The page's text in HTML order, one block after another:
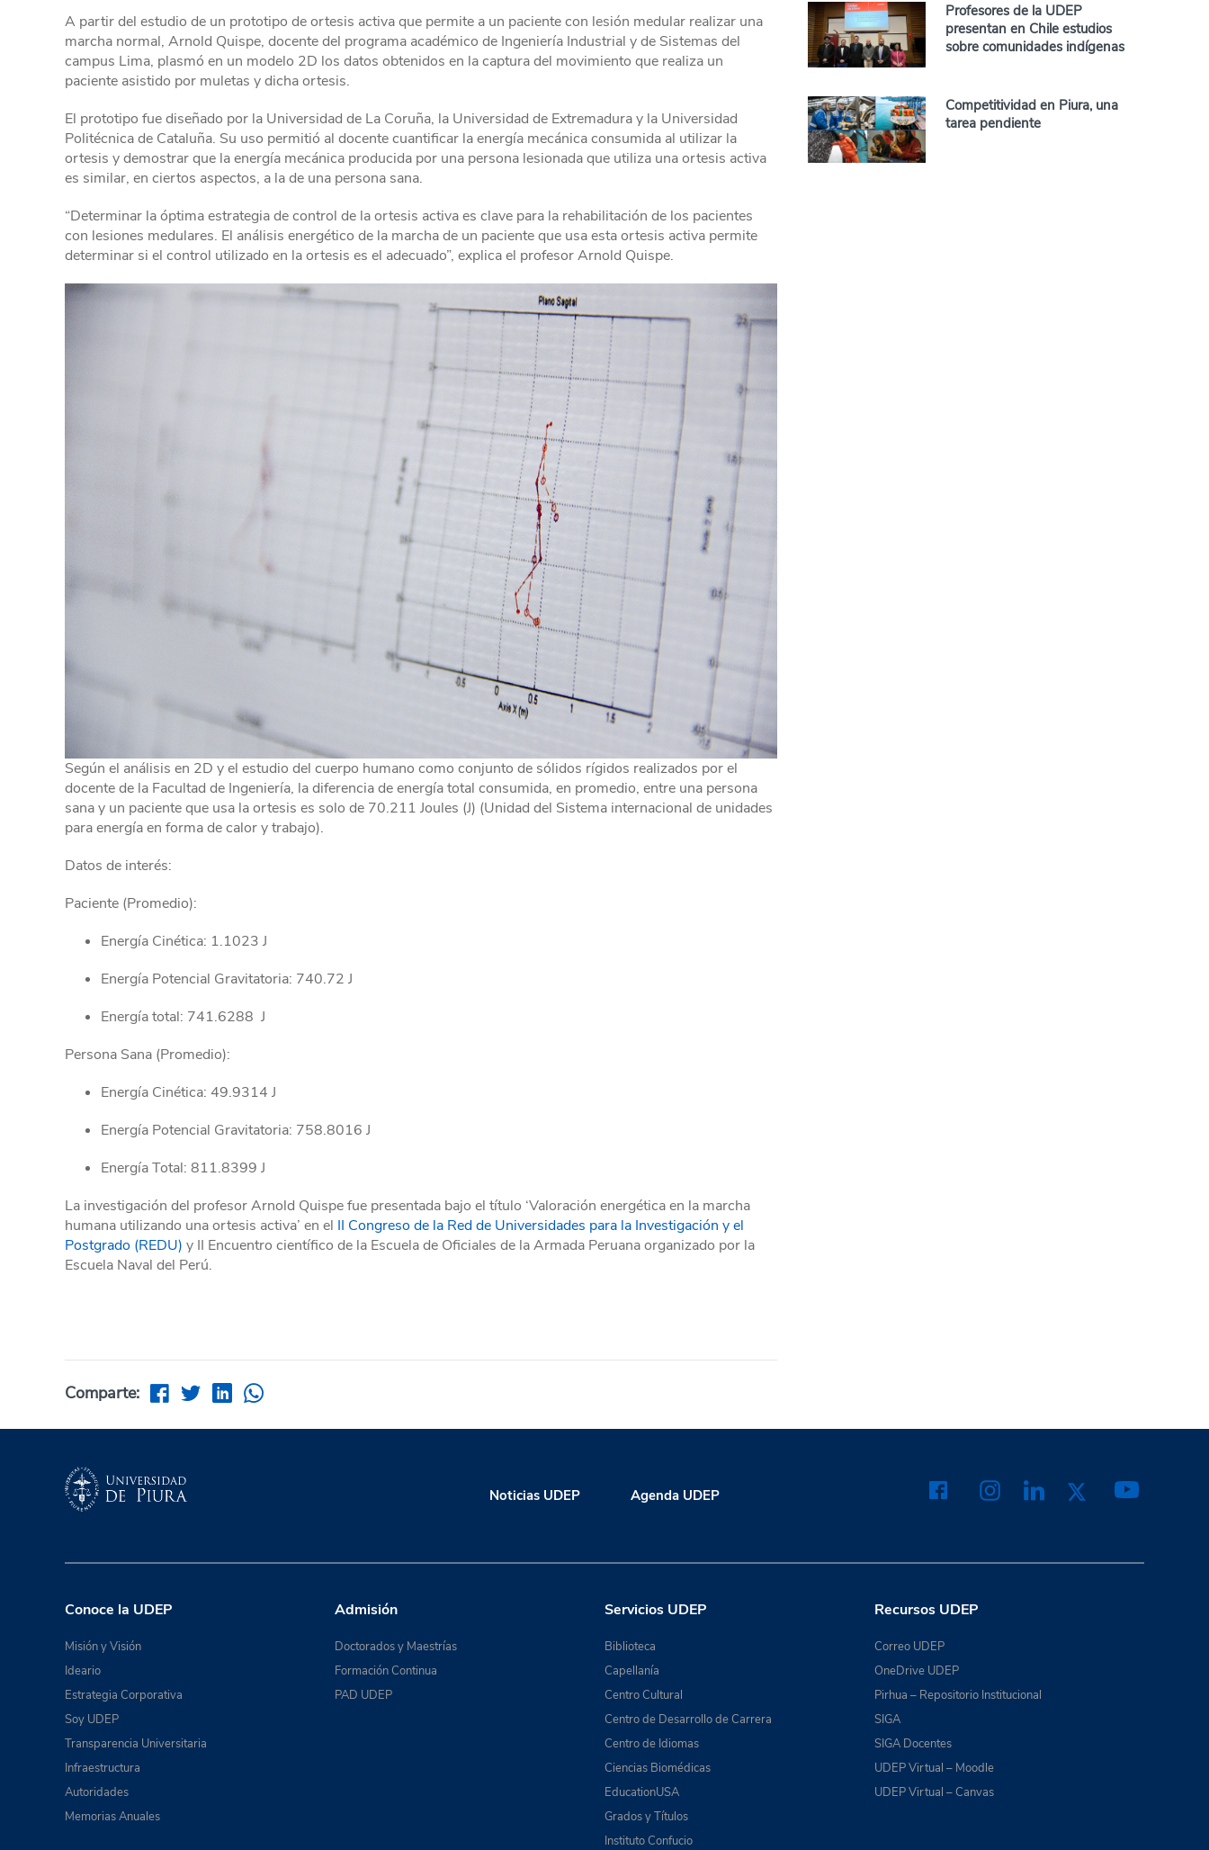
A partir del estudio de un prototipo de ortesis activa que permite a un paciente con lesión medular realizar una
marcha normal, Arnold Quispe, docente del programa académico de Ingeniería Industrial y de Sistemas del
campus Lima, plasmó en un modelo 2D los datos obtenidos en la captura del movimiento que realiza un
paciente asistido por muletas y dicha ortesis.
El prototipo fue diseñado por la Universidad de La Coruña, la Universidad de Extremadura y la Universidad
Politécnica de Cataluña. Su uso permitió al docente cuantificar la energía mecánica consumida al utilizar la
ortesis y demostrar que la energía mecánica producida por una persona lesionada que utiliza una ortesis activa
es similar, en ciertos aspectos, a la de una persona sana.
“Determinar la óptima estrategia de control de la ortesis activa es clave para la rehabilitación de los pacientes
con lesiones medulares. El análisis energético de la marcha de un paciente que usa esta ortesis activa permite
determinar si el control utilizado en la ortesis es el adecuado”, explica el profesor Arnold Quispe.
Según el análisis en 2D y el estudio del cuerpo humano como conjunto de sólidos rígidos realizados por el
docente de la Facultad de Ingeniería, la diferencia de energía total consumida, en promedio, entre una persona
sana y un paciente que usa la ortesis es solo de 70.211 Joules (J) (Unidad del Sistema internacional de unidades
para energía en forma de calor y trabajo).
Datos de interés:
Paciente (Promedio):
Energía Cinética: 1.1023 J
Energía Potencial Gravitatoria: 740.72 J
Energía total: 741.6288 J
Persona Sana (Promedio):
Energía Cinética: 49.9314 J
Energía Potencial Gravitatoria: 758.8016 J
Energía Total: 811.8399 J
La investigación del profesor Arnold Quispe fue presentada bajo el título ‘Valoración energética en la marcha
humana utilizando una ortesis activa’ en el II Congreso de la Red de Universidades para la Investigación y el
Postgrado (REDU) y II Encuentro científico de la Escuela de Oficiales de la Armada Peruana organizado por la
Escuela Naval del Perú.
Comparte:
Profesores de la UDEP
presentan en Chile estudios
sobre comunidades indígenas
Competitividad en Piura, una
tarea pendiente
Noticias UDEP Agenda UDEP
Conoce la UDEP
Misión y Visión
Ideario
Estrategia Corporativa
Soy UDEP
Transparencia Universitaria
Infraestructura
Autoridades
Memorias Anuales
Admisión
Doctorados y Maestrías
Formación Continua
PAD UDEP
Servicios UDEP
Biblioteca
Capellanía
Centro Cultural
Centro de Desarrollo de Carrera
Centro de Idiomas
Ciencias Biomédicas
EducationUSA
Grados y Títulos
Instituto Confucio
Recursos UDEP
Correo UDEP
OneDrive UDEP
Pirhua – Repositorio Institucional
SIGA
SIGA Docentes
UDEP Virtual – Moodle
UDEP Virtual – Canvas